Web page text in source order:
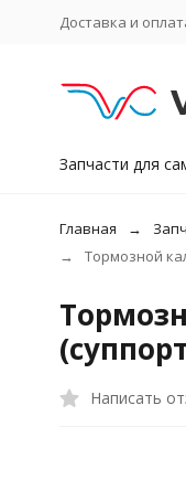
Доставка и
Запчасти для
Главная
Тормозной
Написать